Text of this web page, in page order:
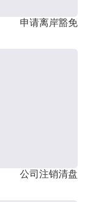
申请离岸豁免
公司注销清盘